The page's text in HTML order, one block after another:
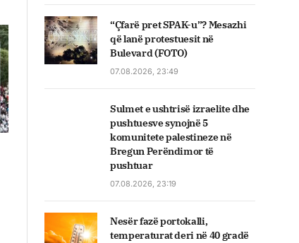
“Çfarë pret SPAK-u”? Mesazhi
që lanë protestuesit në
Bulevard (FOTO)
07.08.2026, 23:49
Sulmet e ushtrisë izraelite dhe
pushtuesve synojnë 5
komunitete palestineze në
Bregun Perëndimor të
pushtuar
07.08.2026, 23:19
Nesër fazë portokalli,
temperaturat deri në 40 gradë